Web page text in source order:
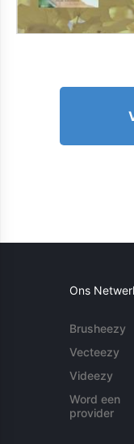
Ons
Brusheezy
Vecteezy
Videezy
Word een
provider